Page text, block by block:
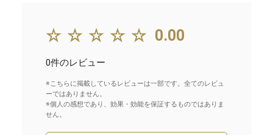
☆☆☆☆☆ 0.00
0件のレビュー
※こちらに掲載しているレビューは一部です。全てのレビュ
ーではありません。
※個人の感想であり、効果・効能を保証するものではありま
せん。